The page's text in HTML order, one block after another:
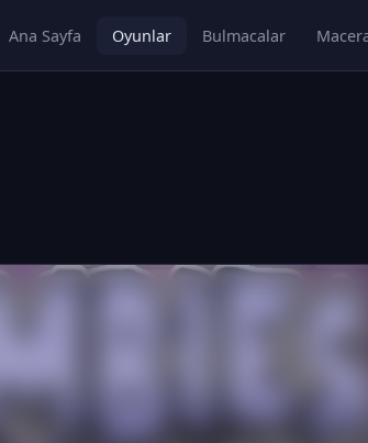
Ana Sayfa Oyunlar Bulmacalar